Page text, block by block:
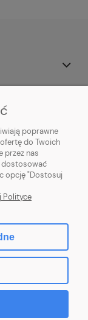
poprawne
do Twoich
przez nas
dostosować
opcję "Dostosuj
Polityce